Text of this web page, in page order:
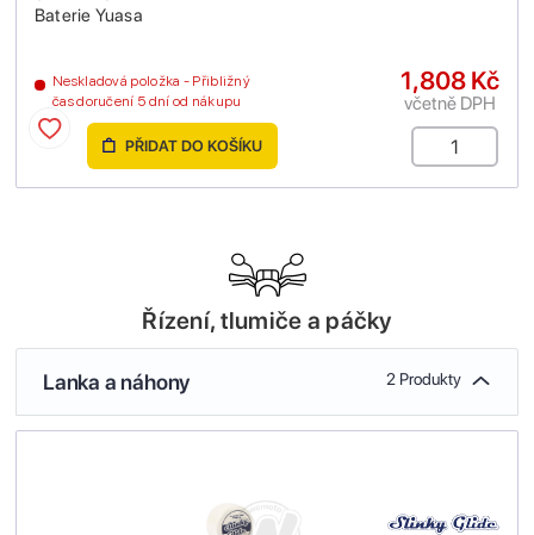
Baterie Yuasa
Neskladová položka - Přibližný
čas doručení 5 dní od nákupu
1,808 Kč
včetně DPH
PŘIDAT DO KOŠÍKU
Řízení, tlumiče a páčky
Lanka a náhony 2 Produkty